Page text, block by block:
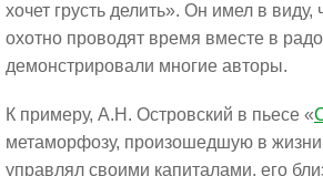
хочет грусть делить». Он имел в
охотно проводят время вместе в
демонстрировали многие авторы.
К примеру, А.Н. Островский в пьесе «
метаморфозу, произошедшую в
управлял своими капиталами, его